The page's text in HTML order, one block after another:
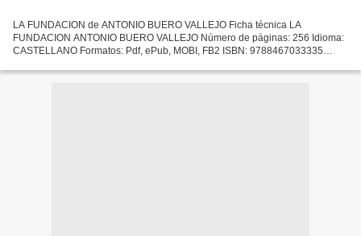
LA FUNDACION de ANTONIO BUERO VALLEJO Ficha técnica LA
FUNDACION ANTONIO BUERO VALLEJO Número de páginas: 256 Idioma:
CASTELLANO Formatos: Pdf, ePub, MOBI, FB2 ISBN: 9788467033335
gratis...